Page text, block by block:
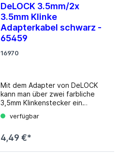
DeLOCK 3.5mm/2x
3.5mm Klinke
Adapterkabel schwarz -
65459
16970
Mit dem Adapter von DeLOCK
kann man über zwei farbliche
3,5mm Klinkenstecker ein
Verbinden. Hierzu werden
Anschlüsse des Adapters mit den
verfügbar
4,49 €*